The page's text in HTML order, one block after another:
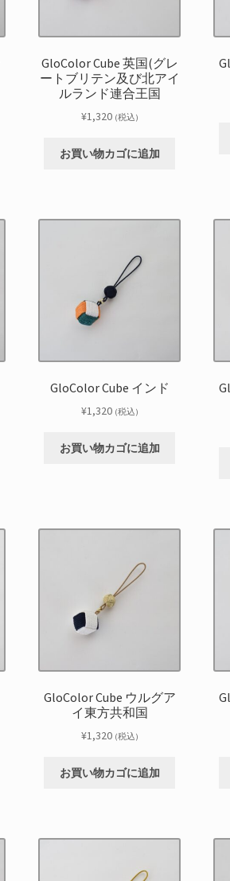
GloColor Cube 英国(グレ
ートブリテン及び北アイ
ルランド連合王国
¥1,320 (税込)
お買い物カゴに追加
GloColor Cube インド
¥1,320 (税込)
お買い物カゴに追加
GloColor Cube ウルグア
イ東方共和国
¥1,320 (税込)
お買い物カゴに追加